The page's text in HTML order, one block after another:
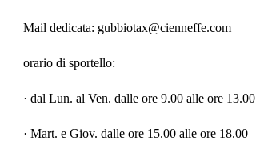
Mail dedicata: gubbiotax@cienneffe.com
orario di sportello:
· dal Lun. al Ven. dalle ore 9.00 alle ore 13.00
· Mart. e Giov. dalle ore 15.00 alle ore 18.00